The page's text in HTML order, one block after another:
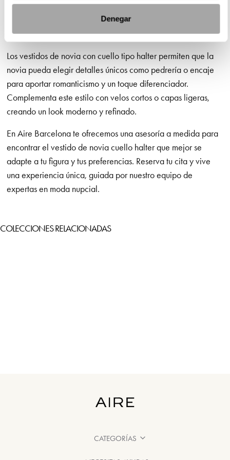
Denegar
Te ayudamos a encontrar tu vestido de cuello
halter ideal
Los vestidos de novia con cuello tipo halter permiten que la
novia pueda elegir detalles únicos como pedrería o encaje
para aportar romanticismo y un toque diferenciador.
Complementa este estilo con velos cortos o capas ligeras,
creando un look moderno y refinado.
En Aire Barcelona te ofrecemos una asesoría a medida para
encontrar el vestido de novia cuello halter que mejor se
adapte a tu figura y tus preferencias. Reserva tu cita y vive
una experiencia única, guiada por nuestro equipo de
expertas en moda nupcial.
COLECCIONES RELACIONADAS
CATEGORÍAS